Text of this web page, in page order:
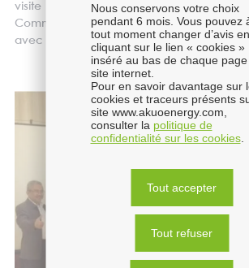
visite officielle du Secrétaire d'Etat
Commerce extérieur, Matthias Fekl, qui
avec une délégation d'entreprises
Nous conservons votre choix
pendant 6 mois. Vous pouvez
tout moment changer d’avis en
cliquant sur le lien « cookies »
inséré au bas de chaque page
site internet.
Pour en savoir davantage sur
cookies et traceurs présents
site www.akuoenergy.com,
consulter la politique de
confidentialité sur les cookies.
Tout accepter
Tout refuser